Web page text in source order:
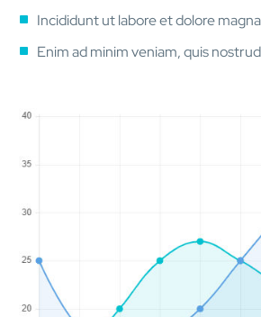
Incididunt ut labore et dolore
Enim ad minim veniam, quis